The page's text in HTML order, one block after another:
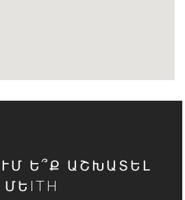
Ե՞Ք ԱՇԽԱՏԵԼ
ՄԵITH